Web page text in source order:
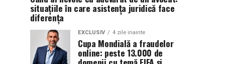
situațiile în care asistența juridică face
diferența
EXCLUSIV 4 zile inainte
Cupa Mondială a fraudelor
online: peste 13.000 de